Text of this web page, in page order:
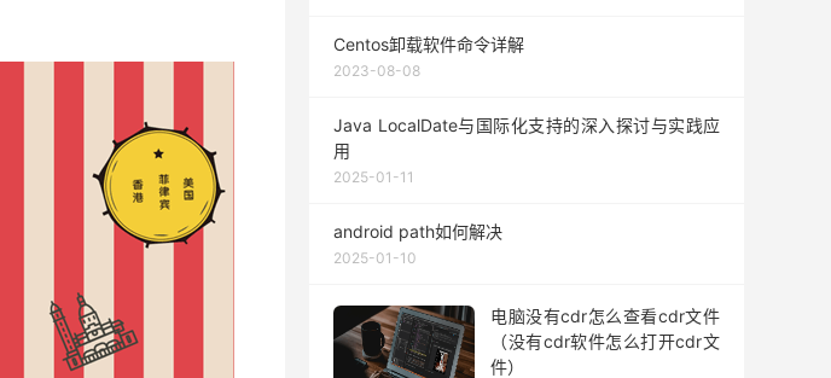
Centos卸载软件命令详解
2023-08-08
Java LocalDate与国际化支持的深入探讨与实践应
用
2025-01-11
android path如何解决
2025-01-10
电脑没有cdr怎么查看cdr文件
（没有cdr软件怎么打开cdr文
件）